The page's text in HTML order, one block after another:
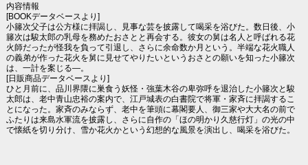
内容情報
[BOOKデータベースより]
小籐次父子は公方様に拝謁し、見事な芸を披露して喝采を浴びた。数日後、小
籐次は駿太郎の乳母を務めたおさとと再会する。彼女の舅は名人と呼ばれる花
火師だったが怪我を負って引退し、さらに余命数か月という。半端な花火職人
の義弟が作った花火を舅に見せてやりたいというおさとの願いを知った小籐次
は、一計を案じる―。
[日販商品データベースより]
ひと月前に、品川界隈に巣食う妖怪・強葉木谷の卑弥呼を退治した小籐次と駿
太郎は、老中青山忠裕の案内で、江戸城表の白書院で将軍・家斉に拝謁するこ
とになった。家斉のみならず、老中を筆頭に幕閣要人、御三家や大大名の前で
ふたりは来島水軍流を披露し、さらに自作の「ほの明かり久慈行灯」の光の中
で懐紙を切り分け、雪か花火かという幻想的な風景を演出し、喝采を浴びた。